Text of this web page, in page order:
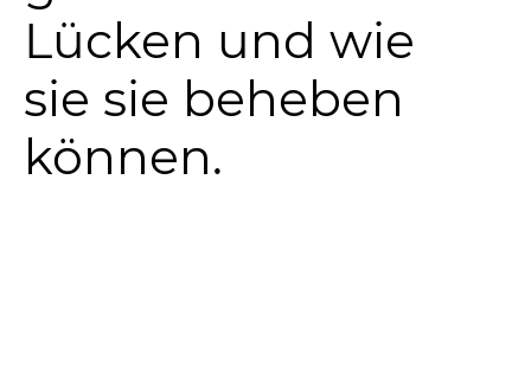
Lücken und wie
sie sie beheben
können.